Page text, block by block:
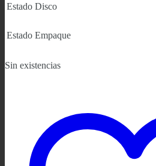
Estado Disco
Estado Empaque
Sin existencias